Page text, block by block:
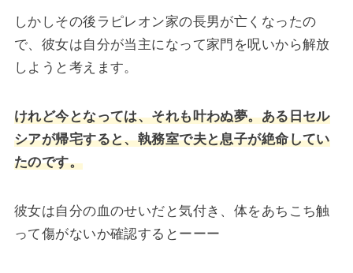
しかしその後ラピレオン家の長男が亡くなったの
で、彼女は自分が当主になって家門を呪いから解放
しようと考えます。
けれど今となっては、それも叶わぬ夢。ある日セル
シアが帰宅すると、執務室で夫と息子が絶命してい
たのです。
彼女は自分の血のせいだと気付き、体をあちこち触
って傷がないか確認するとーーー